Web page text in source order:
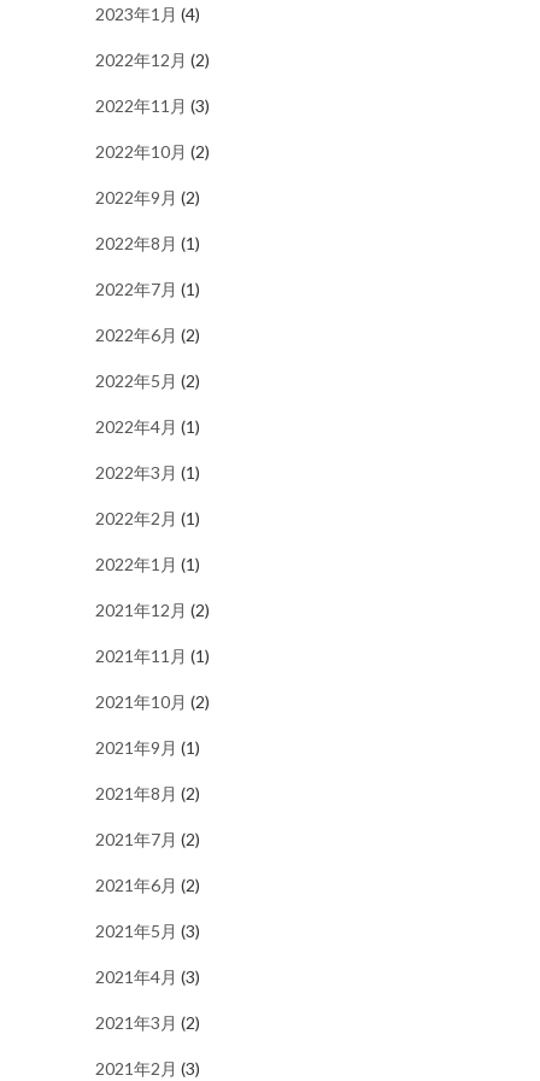
2023年1月 (4)
2022年12月 (2)
2022年11月 (3)
2022年10月 (2)
2022年9月 (2)
2022年8月 (1)
2022年7月 (1)
2022年6月 (2)
2022年5月 (2)
2022年4月 (1)
2022年3月 (1)
2022年2月 (1)
2022年1月 (1)
2021年12月 (2)
2021年11月 (1)
2021年10月 (2)
2021年9月 (1)
2021年8月 (2)
2021年7月 (2)
2021年6月 (2)
2021年5月 (3)
2021年4月 (3)
2021年3月 (2)
2021年2月 (3)